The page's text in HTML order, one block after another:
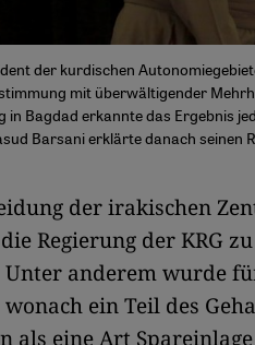
der kurdischen
mit überwältigender
in Bagdad erkannte das Ergebnis
Barsani erklärte danach seinen
der irakischen
Regierung der KRG
anderem wurde
ein Teil des
als eine Art